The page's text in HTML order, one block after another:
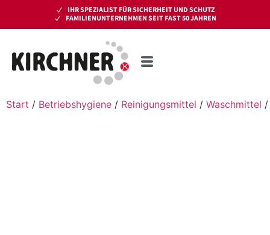
IHR SPEZIALIST FÜR SICHERHEIT UND SCHUTZ
FAMILIENUNTERNEHMEN SEIT FAST 50 JAHREN
Start / Betriebshygiene / Reinigungsmittel / Waschmittel /